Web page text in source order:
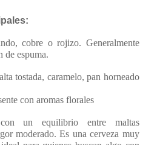
cobre o rojizo. Generalmente
de espuma.
tostada, caramelo, pan horneado
con aromas florales
un equilibrio entre maltas
moderado. Es una cerveza muy